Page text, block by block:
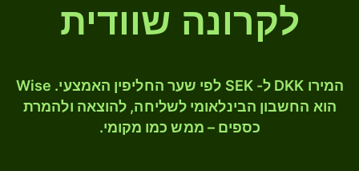
לקרונה שוודית
המירו DKK ל- SEK לפי שער החליפין האמצעי. Wise
הוא החשבון הבינלאומי לשליחה, להוצאה ולהמרת
כספים – ממש כמו מקומי.